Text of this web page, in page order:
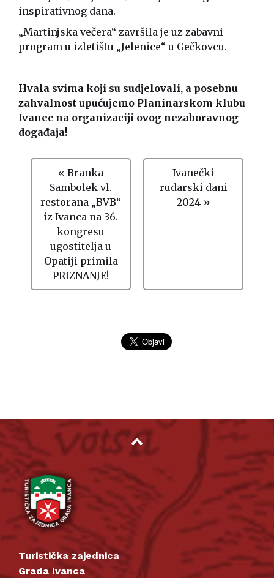
inspirativnog dana.
„Martinjska večera“ završila je uz zabavni
program u izletištu „Jelenice“ u Gečkovcu.
Hvala svima koji su sudjelovali, a posebnu
zahvalnost upućujemo Planinarskom klubu
Ivanec na organizaciji ovog nezaboravnog
događaja!
« Branka
Sambolek vl.
restorana „BVB“
iz Ivanca na 36.
kongresu
ugostitelja u
Opatiji primila
PRIZNANJE!
Ivanečki
rudarski dani
2024 »
Turistička zajednica
Grada Ivanca